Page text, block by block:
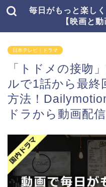
毎日がもっと楽し
【映画と
日本テレビ｜ドラマ
「トドメの接吻
ルで1話から最終
方法！
ドラから動画配